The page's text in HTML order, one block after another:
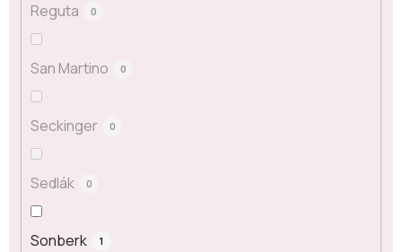
Reguta 0
San Martino 0
Seckinger 0
Sedlák 0
Sonberk 1